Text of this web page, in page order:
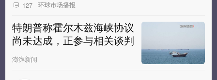
127 环球市场播报
特朗普称霍尔木兹海峡协议
尚未达成，正参与相关谈判
澎湃新闻